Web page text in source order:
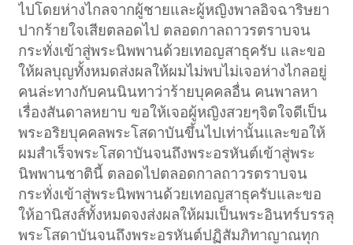
ไปโดยห่างไกลจากผู้ชายและผู้หญิงพาลอิจฉาริษยา
ปากร้ายใจเสียตลอดไป ตลอดกาลถาวรตราบจน
กระทั่งเข้าสู่พระนิพพานด้วยเทอญสาธุครับ และขอ
ให้ผลบุญทั้งหมดส่งผลให้ผมไม่พบไม่เจอห่างไกลอยู่
คนล่ะทางกับคนนินทาว่าร้ายบุคคลอื่น คนพาลหา
เรื่องสันดาลหยาบ ขอให้เจอผู้หญิงสวยๆจิตใจดีเป็น
พระอริยบุคคลพระโสดาบันขึ้นไปเท่านั้นและขอให้
ผมสำเร็จพระโสดาบันจนถึงพระอรหันต์เข้าสู่พระ
นิพพานชาตินี้ ตลอดไปตลอดกาลถาวรตราบจน
กระทั่งเข้าสู่พระนิพพานด้วยเทอญสาธุครับและขอ
ให้อานิสงส์ทั้งหมดจงส่งผลให้ผมเป็นพระอินทร์บรรลุ
พระโสดาบันจนถึงพระอรหันต์ปฏิสัมภิทาญาณทุก